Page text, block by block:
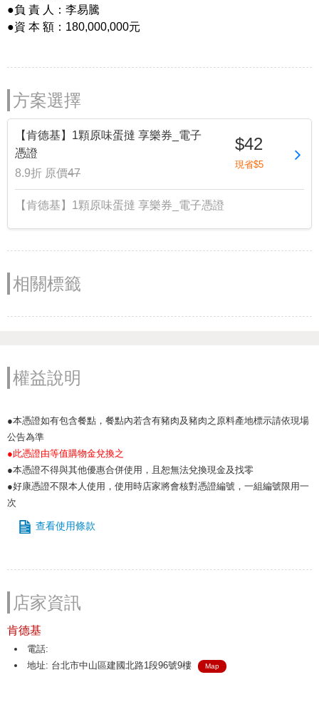
●負 責 人：李易騰
●資 本 額：180,000,000元
方案選擇
【肯德基】1顆原味蛋撻 享樂券_電子
憑證
8.9折 原價47
$42
現省$5
【肯德基】1顆原味蛋撻 享樂券_電子憑證
相關標籤
權益說明
●本憑證如有包含餐點，餐點內若含有豬肉及豬肉之原料產地標示請依現場
公告為準
●此憑證由等值購物金兌換之
●本憑證不得與其他優惠合併使用，且恕無法兌換現金及找零
●好康憑證不限本人使用，使用時店家將會核對憑證編號，一組編號限用一
次
查看使用條款
店家資訊
肯德基
電話:
地址: 台北市中山區建國北路1段96號9樓
Map